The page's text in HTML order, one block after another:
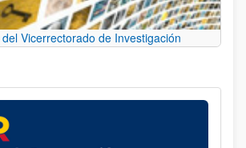
Vicerrectorado de Investigación